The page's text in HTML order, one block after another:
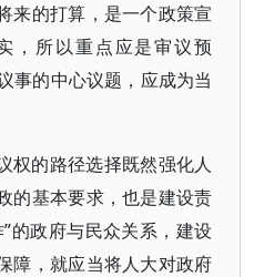
来的打算，是一个政策宣
，所以重点应是审议预
事的中心议题，应成为当
权的路径选择既然强化人
的基本要求，也是建设责
的政府与民众关系，建设
障，就应当将人大对政府